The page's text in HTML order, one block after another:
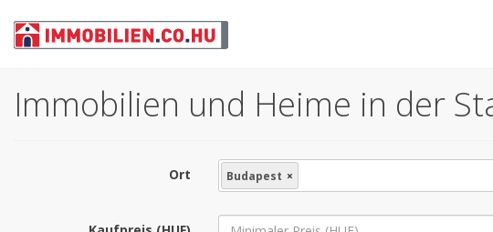
Immobilien und Heime in der
Ort Budapest ×